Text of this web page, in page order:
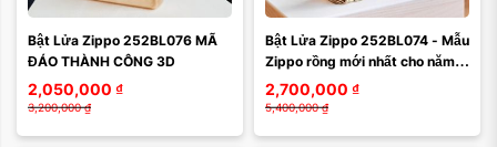
Bật Lửa Zippo 252BL076 MÃ
ĐÁO THÀNH CÔNG 3D
2,050,000 ₫
3,200,000 ₫
Bật Lửa Zippo 252BL074 - Mẫu
Zippo rồng mới nhất cho năm
2024, hoa văn độc đáo, sắc nét
thể hiện ...
2,700,000 ₫
5,400,000 ₫
Xóa